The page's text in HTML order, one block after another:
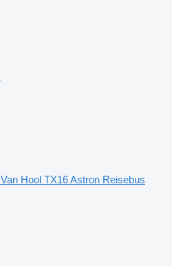
Van Hool TX16 Astron Reisebus